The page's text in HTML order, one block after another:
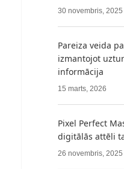
30 novembris, 2025
Pareiza veida
izmantojot
informācija
15 marts, 2026
Pixel Perfect
digitālās attēli
26 novembris, 2025